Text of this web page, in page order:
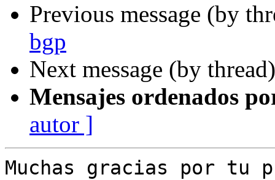
Previous message (by
bgp
Next message (by
Mensajes ordenados
autor ]
Muchas gracias por tu